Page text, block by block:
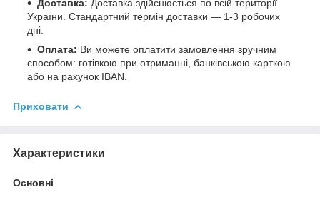
Доставка: Доставка здійснюється по всій території
України. Стандартний термін доставки — 1-3 робочих
дні.
Оплата: Ви можете оплатити замовлення зручним
способом: готівкою при отриманні, банківською карткою
або на рахунок IBAN.
Приховати
Характеристики
Основні